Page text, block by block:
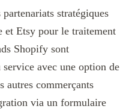
stratégiques
et Etsy pour le traitement
Shopify sont
avec une option de
autres commerçants
via un formulaire